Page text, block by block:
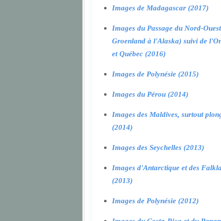
Images de Madagascar (2017)
Images du Passage du Nord-
Groenland à l'Alaska) suivi de
et Québec (2016)
Images de Polynésie (2015)
Images du Pérou (2014)
Images des Maldives, surtout
(2014)
Images des Seychelles (2013)
Images d'Antarctique et des
(2013)
Images de Polynésie (2012)